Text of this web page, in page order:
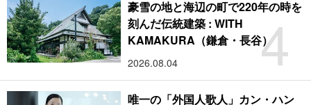
4
豪雪の地と海辺の町で220年の時を
刻んだ伝統建築 : WITH
KAMAKURA（鎌倉・長谷）
2026.08.04
唯一の「外国人歌人」カン・ハン